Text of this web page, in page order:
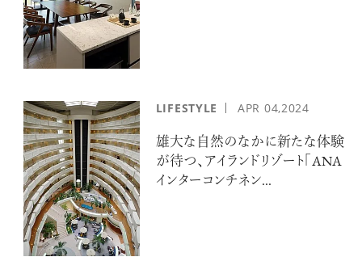
LIFESTYLE APR 04,2024
雄大な自然のなかに新たな体験
が待つ、アイランドリゾート「ANA
インターコンチネン...